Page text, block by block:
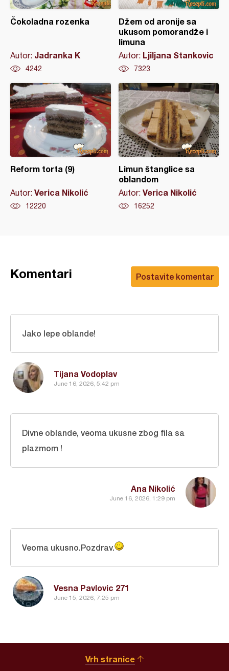
Čokoladna rozenka
Autor: Jadranka K
4242
Džem od aronije sa
ukusom pomorandže i
limuna
Autor: Ljiljana Stankovic
7323
Reform torta (9)
Autor: Verica Nikolić
12220
Limun štanglice sa
oblandom
Autor: Verica Nikolić
16252
Postavite komentar
Komentari
Tijana Vodoplav
June 16, 2026, 5:42 pm
Jako lepe oblande!
Ana Nikolić
June 16, 2026, 1:29 pm
Divne oblande, veoma ukusne zbog fila sa
plazmom !
Vesna Pavlovic 271
June 15, 2026, 7:25 pm
Veoma ukusno.Pozdrav.
Vrh stranice